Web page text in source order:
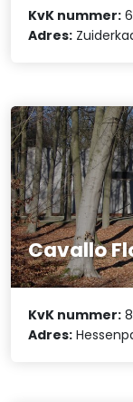
KvK nummer:
Adres:
Cavallo
KvK nummer:
Adres: